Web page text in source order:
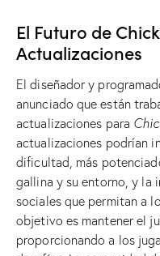
El Futuro de
Actualizaciones
El diseñador y
anunciado que están
actualizaciones para
actualizaciones podrían
dificultad, más
gallina y su entorno, y la
sociales que permitan a
objetivo es mantener el
proporcionando a los